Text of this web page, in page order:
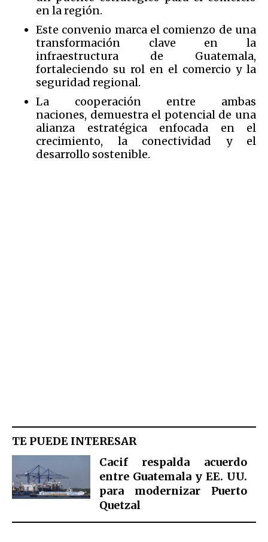
en la región.
Este convenio marca el comienzo de una
transformación clave en la
infraestructura de Guatemala,
fortaleciendo su rol en el comercio y la
seguridad regional.
La cooperación entre ambas
naciones, demuestra el potencial de una
alianza estratégica enfocada en el
crecimiento, la conectividad y el
desarrollo sostenible.
TE PUEDE INTERESAR
Cacif respalda acuerdo
entre Guatemala y EE. UU.
para modernizar Puerto
Quetzal